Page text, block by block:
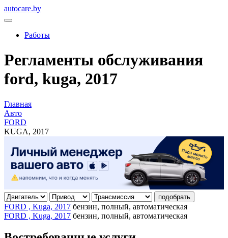
autocare.by
Работы
Регламенты обслуживания
ford, kuga, 2017
Главная
Авто
FORD
KUGA, 2017
подобрать
FORD , Kuga, 2017 бензин, полный, автоматическая
FORD , Kuga, 2017 бензин, полный, автоматическая